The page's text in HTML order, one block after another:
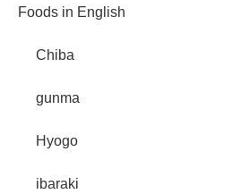
Foods in English
Chiba
gunma
Hyogo
ibaraki